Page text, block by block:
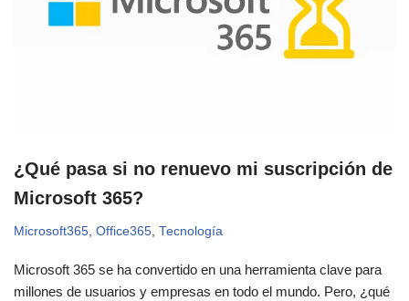
¿Qué pasa si no renuevo mi suscripción de
Microsoft 365?
Microsoft365 Office365 Tecnología
Microsoft 365 se ha convertido en una herramienta clave para
millones de usuarios y empresas en todo el mundo. Pero, ¿qué